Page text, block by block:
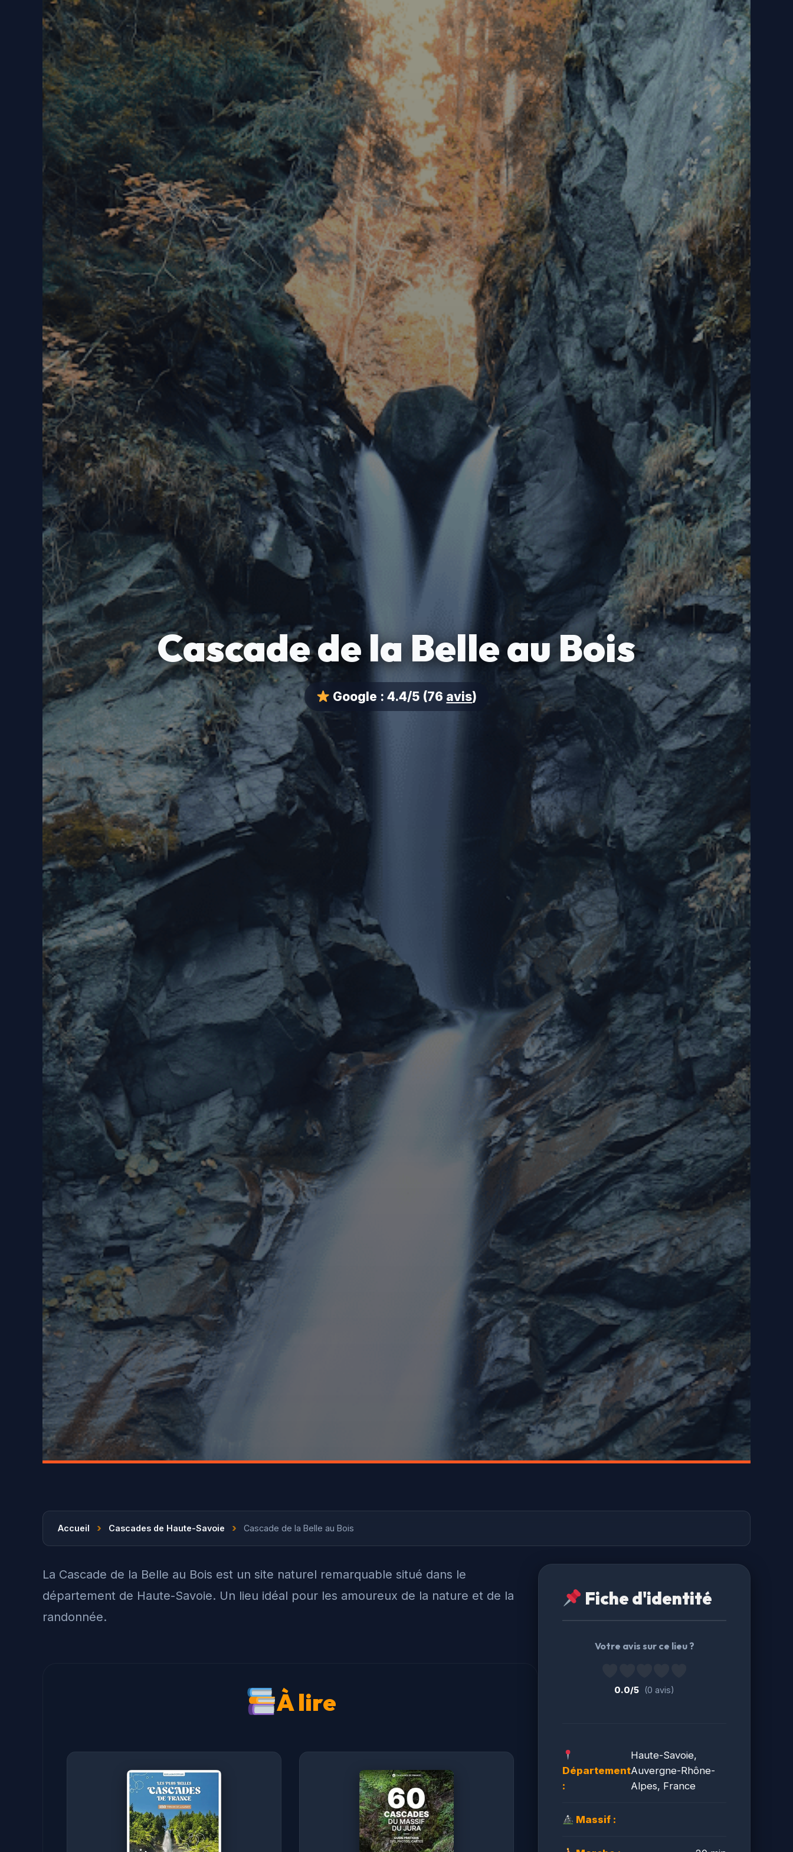
Cascade de la Belle au Bois
Google :4.4/5 (76 avis)
Accueil › Cascades de Haute-Savoie › Cascade de la Belle au Bois
La Cascade de la Belle au Bois est un site naturel remarquable situé dans le
département de Haute-Savoie. Un lieu idéal pour les amoureux de la nature et de la
randonnée.
À lire
Fiche d'identité
Votre avis sur ce lieu ?
0.0/5 (0 avis)
Département
:
Haute-Savoie,
Auvergne-Rhône-
Alpes, France
Massif :